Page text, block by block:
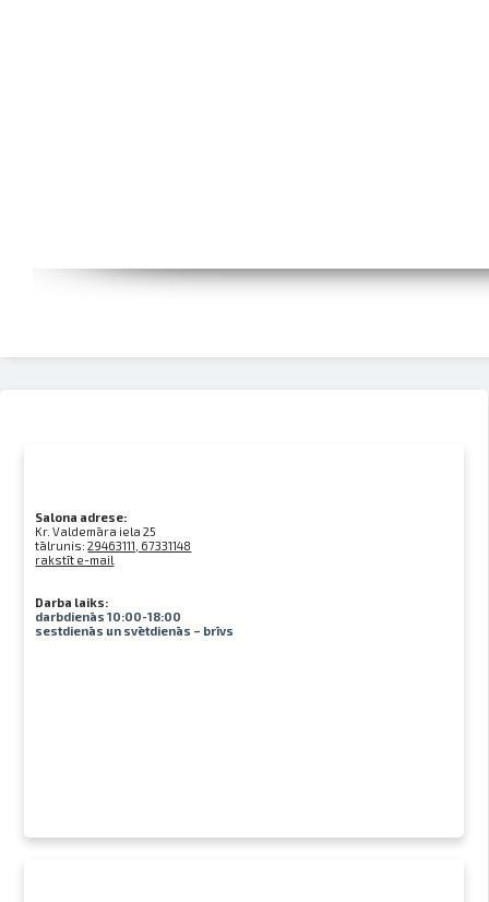
Salona adrese:
Kr. Valdemāra iela 25
tālrunis:29463111, 67331148
rakstīt e-mail
Darba laiks:
darbdienās 10:00-18:00
sestdienās un svētdienās – brīvs